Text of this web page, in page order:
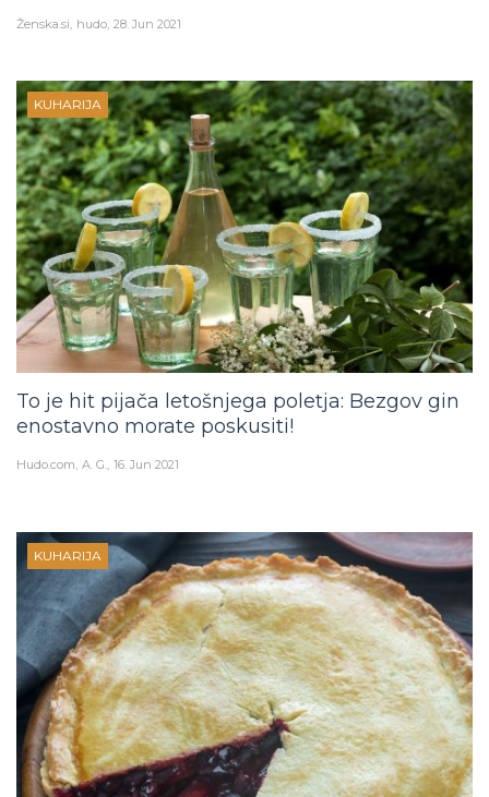
Ženska.si hudo 28. Jun 2021
KUHARIJA
To je hit pijača letošnjega poletja: Bezgov gin
enostavno morate poskusiti!
Hudo.com A. G. 16. Jun 2021
KUHARIJA